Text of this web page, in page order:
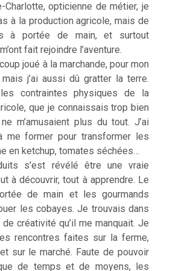
Charlotte, opticienne de métier, je
à la production agricole, mais de
à portée de main, et surtout
fait rejoindre l’aventure.
joué à la marchande, pour mon
j’ai aussi dû gratter la terre.
contraintes physiques de la
que je connaissais trop bien
m’amusaient plus du tout. J’ai
me former pour transformer les
en ketchup, tomates séchées…
s’est révélé être une vraie
à découvrir, tout à apprendre. Le
de main et les gourmands
les cobayes. Je trouvais dans
de créativité qu’il me manquait. Je
rencontres faites sur la ferme,
sur le marché. Faute de pouvoir
de temps et de moyens, les